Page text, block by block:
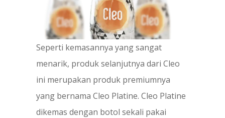
Seperti kemasannya yang sangat
menarik, produk selanjutnya dari Cleo
ini merupakan produk premiumnya
yang bernama Cleo Platine. Cleo Platine
dikemas dengan botol sekali pakai